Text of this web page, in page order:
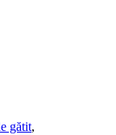
gătit,